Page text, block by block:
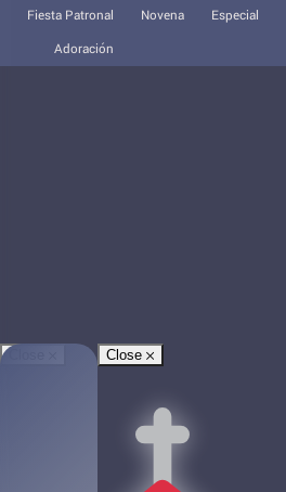
Fiesta Patronal Novena Especial
Adoración
Close